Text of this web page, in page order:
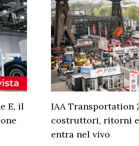
E, il
IAA Transportation
costruttori, ritorni
entra nel vivo